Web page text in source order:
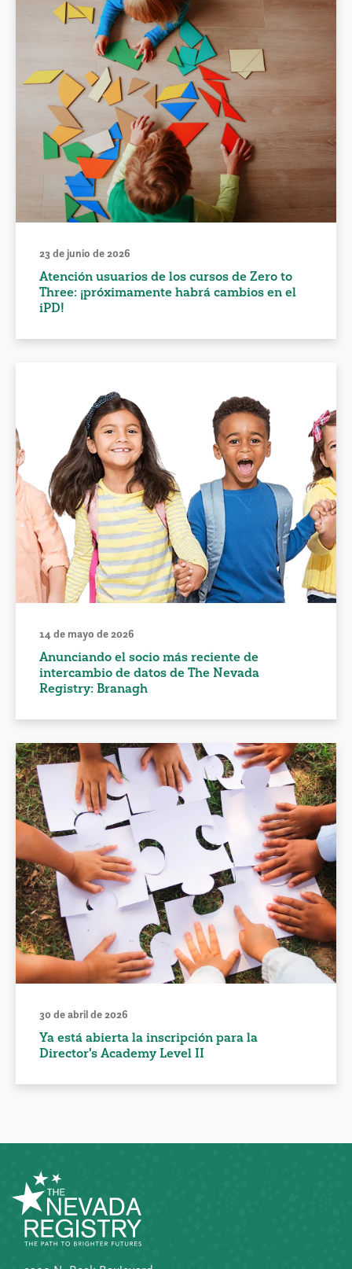
23 de junio de 2026
Atención usuarios de los cursos de Zero to
Three: ¡próximamente habrá cambios en el
iPD!
14 de mayo de 2026
Anunciando el socio más reciente de
intercambio de datos de The Nevada
Registry: Branagh
30 de abril de 2026
Ya está abierta la inscripción para la
Director's Academy Level II